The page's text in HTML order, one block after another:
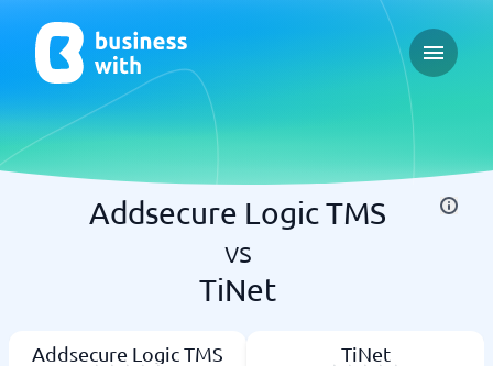
Open
Addsecure Logic TMS
vs
TiNet
Addsecure Logic TMS TiNet